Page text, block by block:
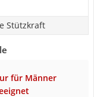
Stützkraft
für Männer